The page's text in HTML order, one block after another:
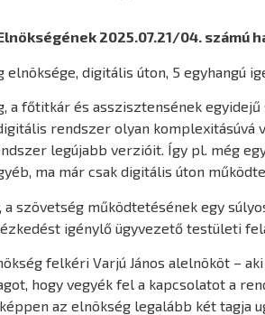
2025.07.21/04. számú
elnöksége, digitális úton, 5 egyhangú
a főtitkár és asszisztensének
rendszer olyan komplexitásúvá
legújabb verzióit. Így pl. még
ma már csak digitális úton
a szövetség működtetésének egy
igénylő ügyvezető testületi
felkéri Varjú János alelnököt –
hogy vegyék fel a kapcsolatot a
az elnökség legalább két tagja